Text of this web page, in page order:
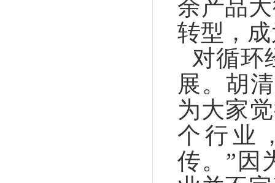
余产品
转型，
对循环
展。胡
为大家
个行业
传。”因